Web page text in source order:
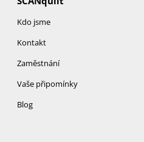
Kdo jsme
Kontakt
Zaměstnání
Vaše připomínky
Blog